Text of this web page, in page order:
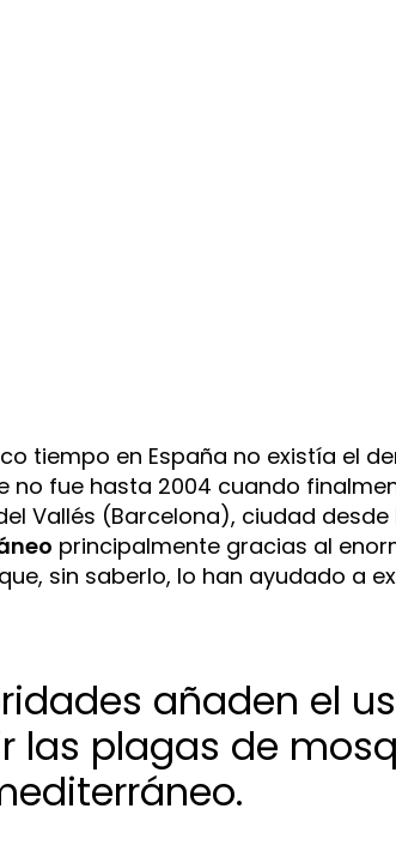
tiempo en España no existía el
no fue hasta 2004 cuando
Vallés (Barcelona), ciudad desde
principalmente gracias al
sin saberlo, lo han ayudado a
añaden el
las plagas de